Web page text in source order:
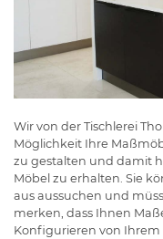
Wir von der Tischlerei
Möglichkeit Ihre
zu gestalten und damit
Möbel zu erhalten. Sie
aus aussuchen und
merken, dass Ihnen
Konfigurieren von Ihrem